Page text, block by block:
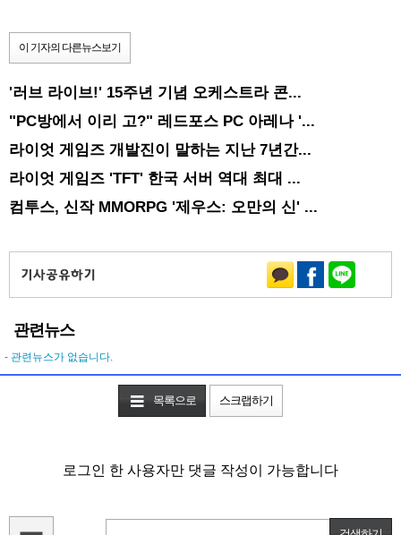
이 기자의 다른뉴스보기
'러브 라이브!' 15주년 기념 오케스트라 콘...
"PC방에서 이리 고?" 레드포스 PC 아레나 '...
라이엇 게임즈 개발진이 말하는 지난 7년간...
라이엇 게임즈 'TFT' 한국 서버 역대 최대 ...
컴투스, 신작 MMORPG '제우스: 오만의 신' ...
관련뉴스
- 관련뉴스가 없습니다.
목록으로 스크랩하기
로그인 한 사용자만 댓글 작성이 가능합니다